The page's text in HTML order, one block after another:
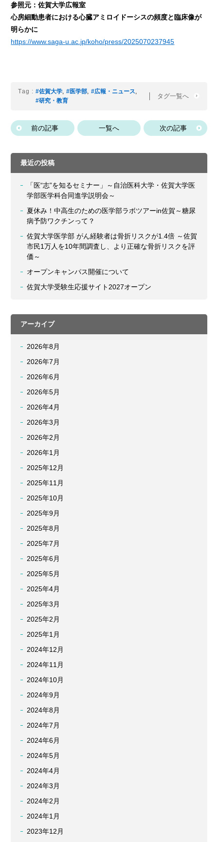
参照元：佐賀大学広報室
心房細動患者における心臓アミロイドーシスの頻度と臨床像が
明らかに
https://www.saga-u.ac.jp/koho/press/2025070237945
Tag : #佐賀大学, #医学部, #広報・ニュース,
#研究・教育
タグ一覧へ
前の記事 一覧へ 次の記事
最近の投稿
「医“志”を知るセミナー」～自治医科大学・佐賀大学医
学部医学科合同進学説明会～
夏休み！中高生のための医学部ラボツアーin佐賀～糖尿
病予防ワクチンって？
佐賀大学医学部 がん経験者は骨折リスクが1.4倍 ～佐賀
市民1万人を10年間調査し、より正確な骨折リスクを評
価～
オープンキャンパス開催について
佐賀大学受験生応援サイト2027オープン
アーカイブ
2026年8月
2026年7月
2026年6月
2026年5月
2026年4月
2026年3月
2026年2月
2026年1月
2025年12月
2025年11月
2025年10月
2025年9月
2025年8月
2025年7月
2025年6月
2025年5月
2025年4月
2025年3月
2025年2月
2025年1月
2024年12月
2024年11月
2024年10月
2024年9月
2024年8月
2024年7月
2024年6月
2024年5月
2024年4月
2024年3月
2024年2月
2024年1月
2023年12月